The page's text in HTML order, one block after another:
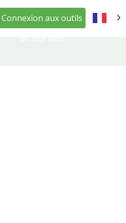
Connexion aux outils